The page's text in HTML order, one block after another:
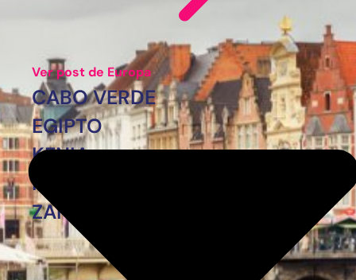
Ver post de Europa
CABO VERDE
EGIPTO
KENIA
MARRUECOS
ZANZÍBAR